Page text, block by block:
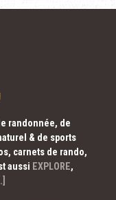
randonnée, de
& de sports
carnets de rando,
aussi EXPLORE,